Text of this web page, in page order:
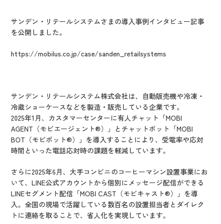
サンデン・リテールシステムさまの導入事例インタビュー記事
を公開しました。
https://mobilus.co.jp/case/sanden_retailsystems
サンデン・リテールシステム株式会社は、自動販売機や冷凍・
冷蔵ショーケースなどを製造・販売している企業です。
2025年1月、カスタマーセンターに有人チャット「MOBI
AGENT（モビエージェント®）」とチャットボット「MOBI
BOT（モビボット®）」を導入することにより、受電率や応対
時間といった電話応対時の課題を軽減しています。
さらに2025年6月、大手コンビニのコーヒーマシン設置事業にお
いて、LINE公式アカウントから個別にメッセージ配信ができる
LINEセグメント配信「MOBI CAST（モビキャスト®）」を導
入。全国の現場で活躍している数百名の設置担当者とダイレク
トに連絡を取ることで、省人化を実現しています。